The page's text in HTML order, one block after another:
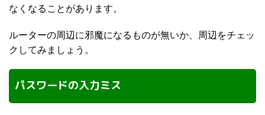
なくなることがあります。
ルーターの周辺に邪魔になるものが無いか、周辺をチェッ
クしてみましょう。
パスワードの入力ミス